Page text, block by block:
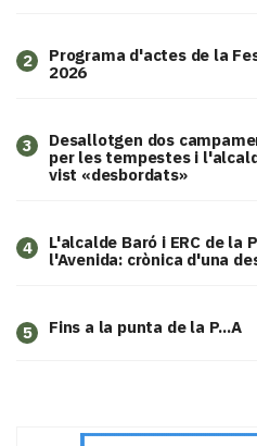
2
Programa d'actes de la
2026
3
​Desallotgen dos
per les tempestes i
vist «desbordats»
4
L'alcalde Baró i ERC de la
l'Avenida: crònica d'una
5 Fins a la punta de la P...A